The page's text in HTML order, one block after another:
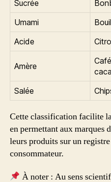
Sucrée
Umami
Acide
Amère
Salée
Cette classification facilite
en permettant aux marques
leurs produits sur un
consommateur.
À noter : Au sens